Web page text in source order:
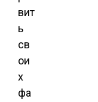
вит
ь
св
ои
х
фа